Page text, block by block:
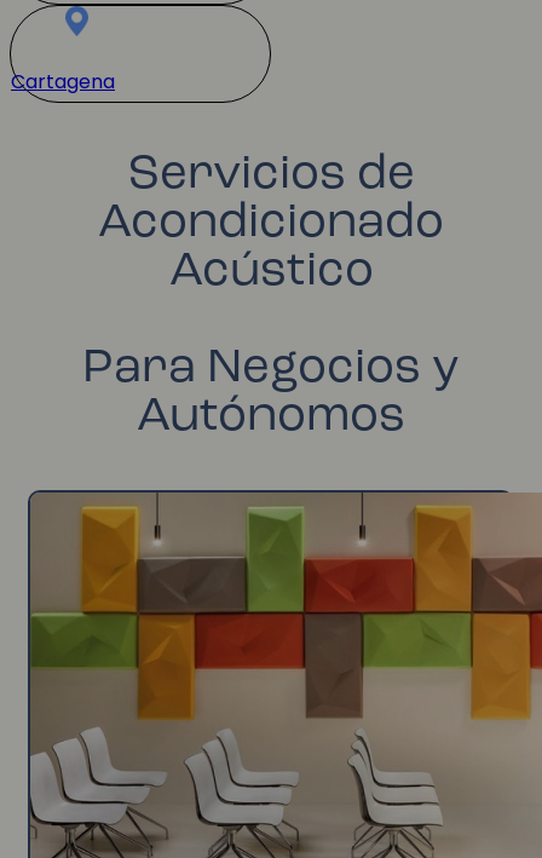
Cartagena
Servicios de
Acondicionado
Acústico
Para Negocios y
Autónomos